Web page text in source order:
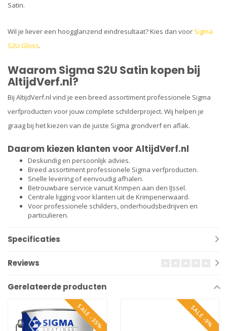
Satin.
Wil je liever een hoogglanzend eindresultaat? Kies dan voor Sigma
S2U Gloss.
Waarom Sigma S2U Satin kopen bij
AltijdVerf.nl?
Bij AltijdVerf.nl vind je een breed assortiment professionele Sigma
verfproducten voor jouw complete schilderproject. Wij helpen je
graag bij het kiezen van de juiste Sigma grondverf en aflak.
Daarom kiezen klanten voor AltijdVerf.nl
Deskundig en persoonlijk advies.
Breed assortiment professionele Sigma verfproducten.
Snelle levering of eenvoudig afhalen.
Betrouwbare service vanuit Krimpen aan den IJssel.
Centrale ligging voor klanten uit de Krimpenerwaard.
Voor professionele schilders, onderhoudsbedrijven en
particulieren.
Specificaties
Reviews
Gerelateerde producten
SALE -35% SALE -9%